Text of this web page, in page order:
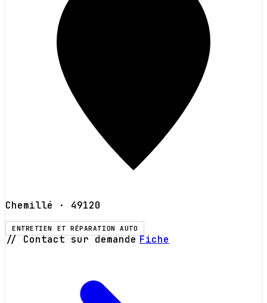
Chemillé · 49120
ENTRETIEN ET RÉPARATION AUTO
// Contact sur demande Fiche